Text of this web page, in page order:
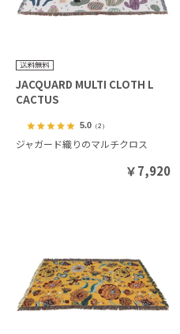
JACQUARD MULTI CLOTH L
CACTUS
5.0（2）
ジャガード織りのマルチクロス
￥7,920